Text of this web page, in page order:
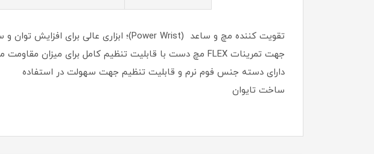
تقویت کننده مچ و ساعد (Power Wrist)؛ ابزاری عالی برای افزایش توان و سرعت عمل بازو
جهت تمرينات FLEX مچ دست با قابليت تنظيم کامل برای میزان مقاومت مچ دست به صورت منظم و معکوس
دارای دسته جنس فوم نرم و قابلیت تنظیم جهت سهولت در استفاده
ساخت تایوان